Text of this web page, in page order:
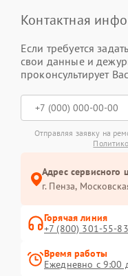
Контактная
Если требуется
свои данные и
проконсультирует
Отправляя заявку на
Адрес сервисного
г. Пенза,
Горячая линия
+7 (800) 301-55-83
Время работы
Ежедневно с 9:00